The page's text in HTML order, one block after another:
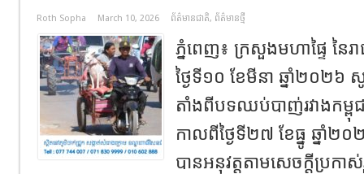
Roth Sopha March 10, 2026 ព័ត៌មានជាតិ, ព័ត៌មានថ្មី
ភ្នំពេញ៖ ក្រសួងមហាផ្ទៃ នៃរ
ថ្ងៃទី១០ ខែមីនា ឆ្នាំ២០២៦
តាំងពីបទឈប់បាញ់រវាងកម្ពុ
កាលពីថ្ងៃទី២៧ ខែធ្នូ ឆ្នាំ២
បានអនុវត្តតាមសេចក្តីប្រកា